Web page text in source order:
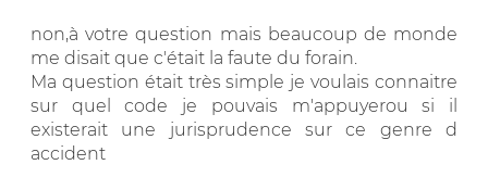
non,à votre question mais beaucoup de monde
me disait que c'était la faute du forain.
Ma question était très simple je voulais connaitre
sur quel code je pouvais m'appuyerou si il
existerait une jurisprudence sur ce genre d
accident